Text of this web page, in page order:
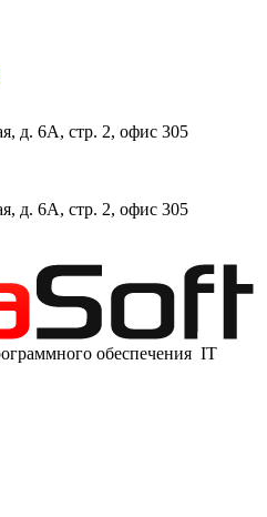
д. 6А, стр. 2, офис 305
д. 6А, стр. 2, офис 305
обеспечения IT